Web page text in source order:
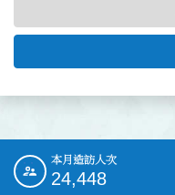
::: 本月造訪人次
24,448